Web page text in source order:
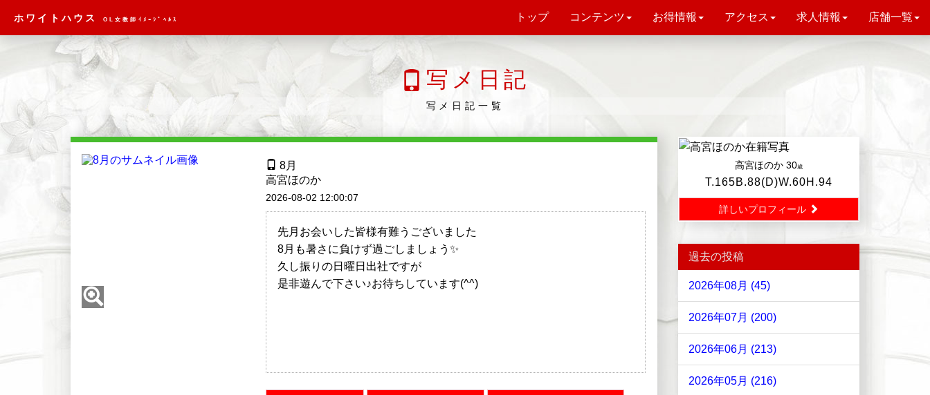
ホワイトハウス OL女教師ｲﾒｰｼﾞﾍﾙｽ トップ コンテンツ お得情報 アクセス 求人情報 店舗一覧
写メ日記
写メ日記一覧
8月
高宮ほのか
2026-08-02 12:00:07
先月お会いした皆様有難うございました
8月も暑さに負けず過ごしましょう✨
久し振りの日曜日出社ですが
是非遊んで下さい♪お待ちしています(^^)
高宮ほのか30歳
T.165B.88(D)W.60H.94
詳しいプロフィール
過去の投稿
2026年08月 (45)
2026年07月 (200)
2026年06月 (213)
2026年05月 (216)